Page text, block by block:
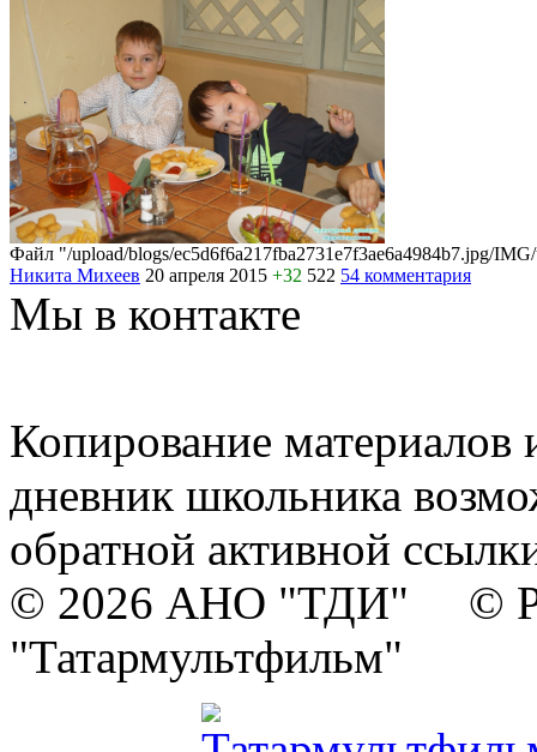
Файл "/upload/blogs/ec5d6f6a217fba2731e7f3ae6a4984b7.jpg/
Никита Михеев 20 апреля 2015 +32 522 54 комментария
Мы в контакте
Копирование материалов
дневник школьника
обратной активной
© 2026 АНО "ТДИ" ©
"Татармультфильм"